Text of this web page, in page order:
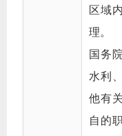
区域
理。
国务
水利
他有
自的